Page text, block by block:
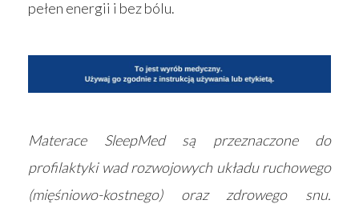
pełen energii i bez bólu.
Materace SleepMed są przeznaczone do
profilaktyki wad rozwojowych układu ruchowego
(mięśniowo-kostnego) oraz zdrowego snu.